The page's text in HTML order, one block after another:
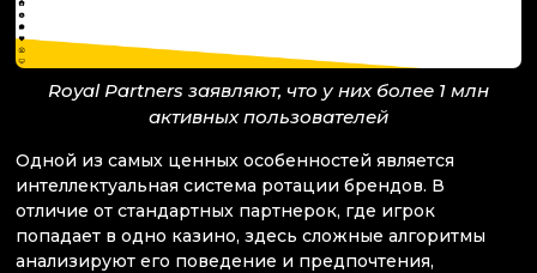
Royal Partners заявляют, что у них более 1 млн
активных пользователей
Одной из самых ценных особенностей является
интеллектуальная система ротации брендов. В
отличие от стандартных партнерок, где игрок
попадает в одно казино, здесь сложные алгоритмы
анализируют его поведение и предпочтения,